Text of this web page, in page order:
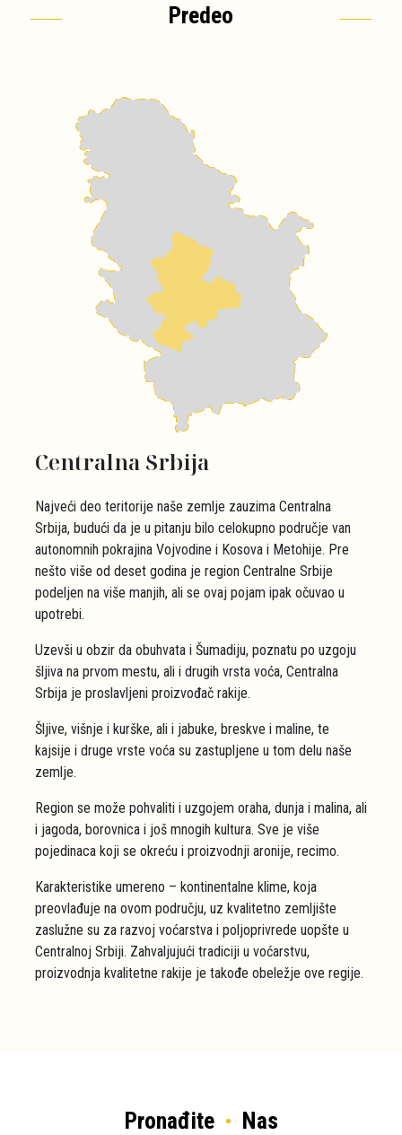
Predeo
Centralna Srbija
Najveći deo teritorije naše zemlje zauzima Centralna
Srbija, budući da je u pitanju bilo celokupno područje van
autonomnih pokrajina Vojvodine i Kosova i Metohije. Pre
nešto više od deset godina je region Centralne Srbije
podeljen na više manjih, ali se ovaj pojam ipak očuvao u
upotrebi.
Uzevši u obzir da obuhvata i Šumadiju, poznatu po uzgoju
šljiva na prvom mestu, ali i drugih vrsta voća, Centralna
Srbija je proslavljeni proizvođač rakije.
Šljive, višnje i kurške, ali i jabuke, breskve i maline, te
kajsije i druge vrste voća su zastupljene u tom delu naše
zemlje.
Region se može pohvaliti i uzgojem oraha, dunja i malina, ali
i jagoda, borovnica i još mnogih kultura. Sve je više
pojedinaca koji se okreću i proizvodnji aronije, recimo.
Karakteristike umereno – kontinentalne klime, koja
preovlađuje na ovom području, uz kvalitetno zemljište
zaslužne su za razvoj voćarstva i poljoprivrede uopšte u
Centralnoj Srbiji. Zahvaljujući tradiciji u voćarstvu,
proizvodnja kvalitetne rakije je takođe obeležje ove regije.
Pronađite Nas